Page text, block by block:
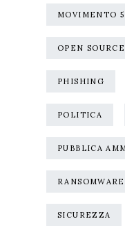
MOVIMENTO
OPEN SOURCE
PHISHING
POLITICA
PUBBLICA
RANSOMWARE
SICUREZZA